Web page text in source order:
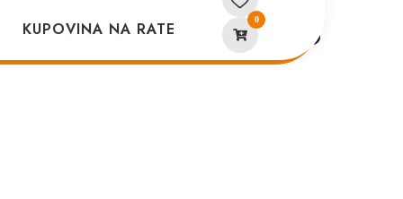
KUPOVINA NA RATE 0
kamere SAMSUNG